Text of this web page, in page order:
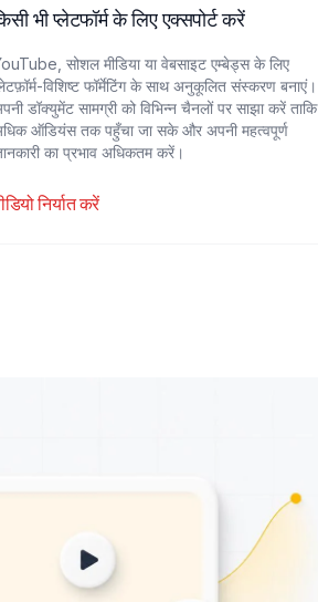
भी प्लेटफॉर्म के लिए एक्सपोर्ट करें
सोशल मीडिया या वेबसाइट एम्बेड्स के लिए
विशिष्ट फॉर्मेटिंग के साथ अनुकूलित संस्करण बनाएं।
डॉक्युमेंट सामग्री को विभिन्न चैनलों पर साझा करें ताकि
ऑडियंस तक पहुँचा जा सके और अपनी महत्वपूर्ण
का प्रभाव अधिकतम करें।
निर्यात करें